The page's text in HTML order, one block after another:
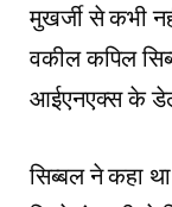
मुखर्जी से कभी
वकील कपिल
आईएनएक्स के
सिब्बल ने कहा